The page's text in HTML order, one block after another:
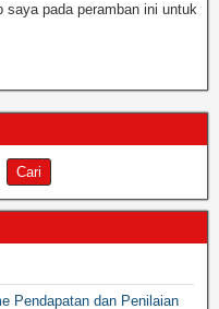
pada peramban ini untuk
Pendapatan dan Penilaian